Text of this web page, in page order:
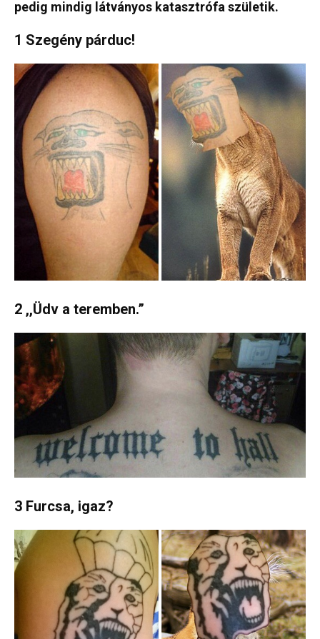
pedig mindig látványos katasztrófa születik.
1 Szegény párduc!
2 ,,Üdv a teremben.”
3 Furcsa, igaz?